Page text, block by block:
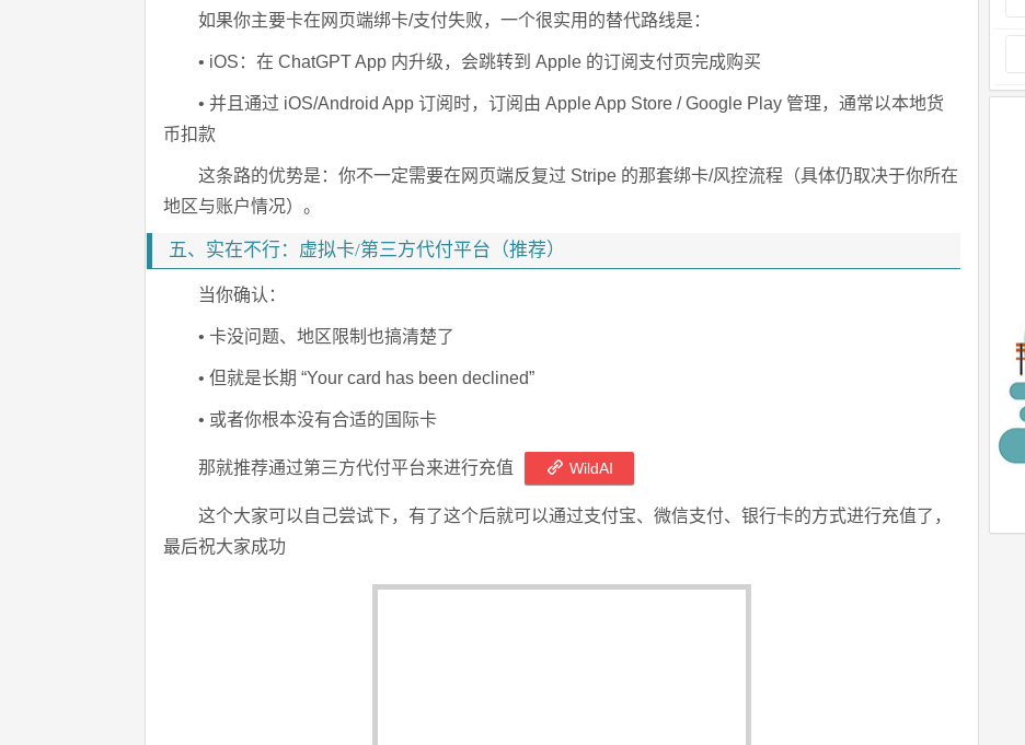
如果你主要卡在网页端绑卡/支付失败，一个很实用的替代路线是：
• iOS：在 ChatGPT App 内升级，会跳转到 Apple 的订阅支付页完成购买
• 并且通过 iOS/Android App 订阅时，订阅由 Apple App Store / Google Play 管理，通常以本地货
币扣款
这条路的优势是：你不一定需要在网页端反复过 Stripe 的那套绑卡/风控流程（具体仍取决于你所在
地区与账户情况）。
五、实在不行：虚拟卡/第三方代付平台（推荐）
当你确认：
• 卡没问题、地区限制也搞清楚了
• 但就是长期 “Your card has been declined”
• 或者你根本没有合适的国际卡
那就推荐通过第三方代付平台来进行充值 WildAI
这个大家可以自己尝试下，有了这个后就可以通过支付宝、微信支付、银行卡的方式进行充值了，
最后祝大家成功